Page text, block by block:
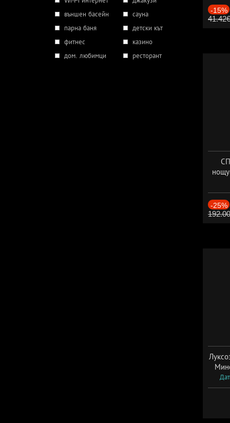
външен басейн
сауна
парна баня
детски кът
фитнес
казино
дом. любимци
ресторант
-15%
41.42€
-25%